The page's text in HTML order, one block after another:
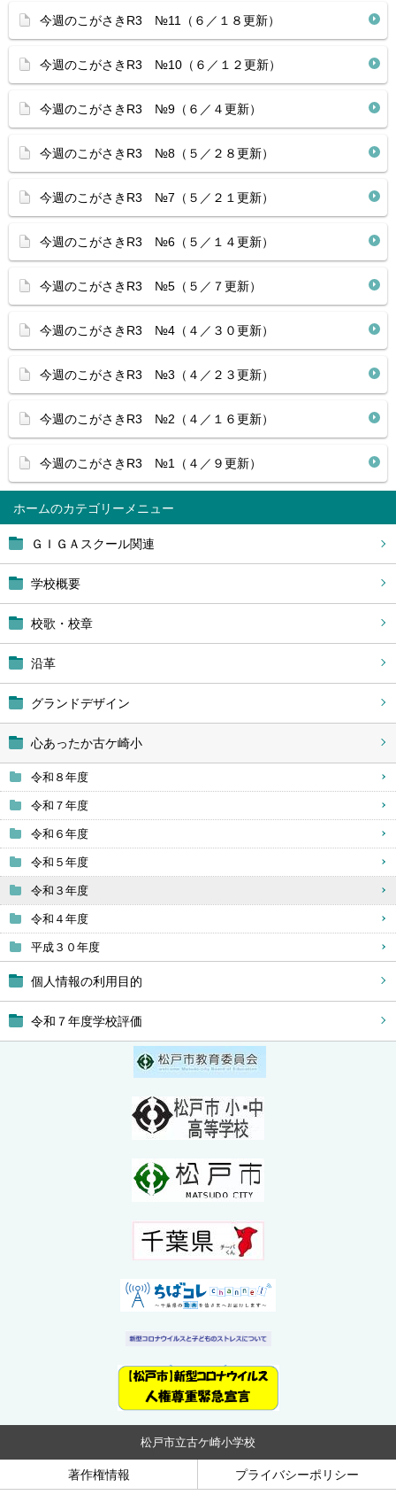
ホーム
ＧＩＧＡスクール関連
学校概要
校歌・校章
沿革
グランドデザイン
心あったか古ケ崎小
令和８年度
令和７年度
令和６年度
令和５年度
令和３年度
令和４年度
平成３０年度
個人情報の利用目的
令和７年度学校評価
今週のこがさきR3 №11（６／１８更新）
今週のこがさきR3 №10（６／１２更新）
今週のこがさきR3 №9（６／４更新）
今週のこがさきR3 №8（５／２８更新）
今週のこがさきR3 №7（５／２１更新）
今週のこがさきR3 №6（５／１４更新）
今週のこがさきR3 №5（５／７更新）
今週のこがさきR3 №4（４／３０更新）
今週のこがさきR3 №3（４／２３更新）
今週のこがさきR3 №2（４／１６更新）
今週のこがさきR3 №1（４／９更新）
松戸市立古ケ崎小学校
著作権情報 プライバシーポリシー